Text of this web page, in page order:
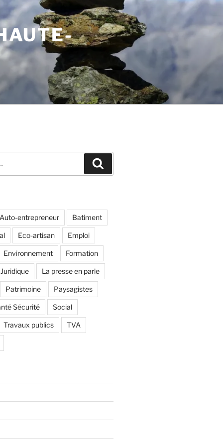
Auto-entrepreneur Batiment
Eco-artisan Emploi
Environnement Formation
Juridique La presse en parle
Patrimoine Paysagistes
Sécurité Social
Travaux publics TVA